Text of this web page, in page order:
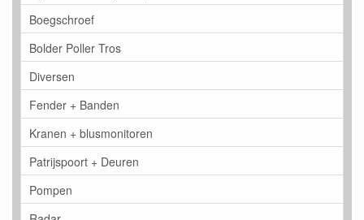
Boegschroef
Bolder Poller Tros
Diversen
Fender + Banden
Kranen + blusmonitoren
Patrijspoort + Deuren
Pompen